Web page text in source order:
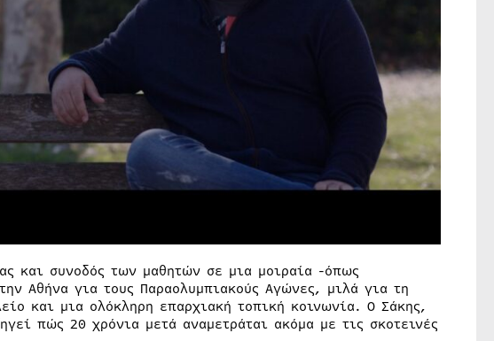
και συνοδός των μαθητών σε μια μοιραία -όπως
Αθήνα για τους Παραολυμπιακούς Αγώνες, μιλά για τη
και μια ολόκληρη επαρχιακή τοπική κοινωνία. Ο Σάκης,
πώς 20 χρόνια μετά αναμετράται ακόμα με τις σκοτεινές